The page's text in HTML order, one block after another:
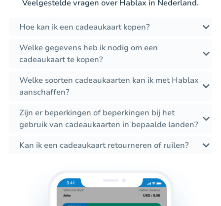
Veelgestelde vragen over Hablax in Nederland.
Hoe kan ik een cadeaukaart kopen?
Welke gegevens heb ik nodig om een
cadeaukaart te kopen?
Welke soorten cadeaukaarten kan ik met Hablax
aanschaffen?
Zijn er beperkingen of beperkingen bij het
gebruik van cadeaukaarten in bepaalde landen?
Kan ik een cadeaukaart retourneren of ruilen?